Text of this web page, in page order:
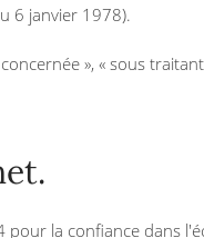
6 janvier 1978).
», « sous
la confiance dans